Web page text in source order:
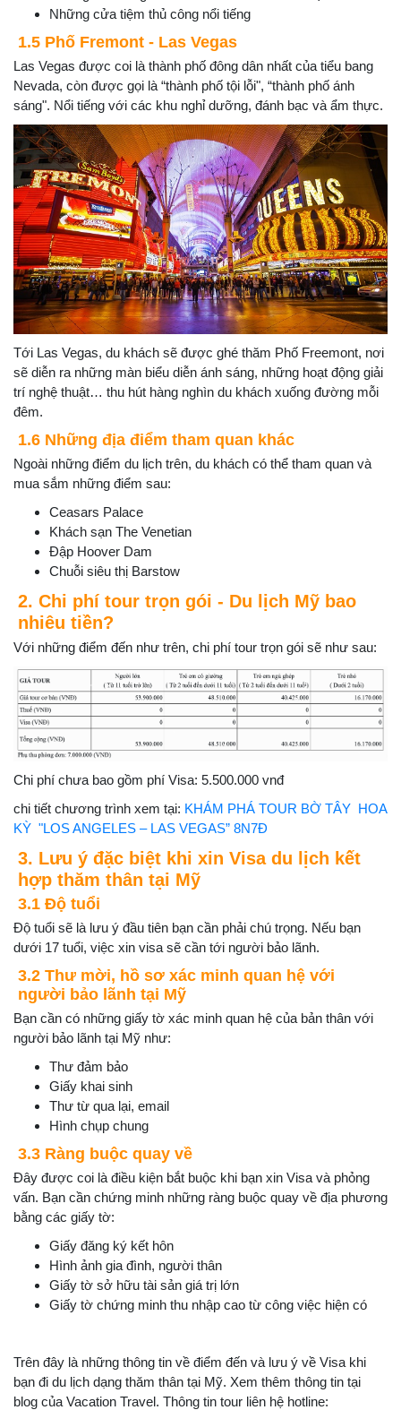
Những cửa tiệm thủ công nổi tiếng
1.5 Phố Fremont - Las Vegas
Las Vegas được coi là thành phố đông dân nhất của tiểu bang
Nevada, còn được gọi là “thành phố tội lỗi", “thành phố ánh
sáng". Nổi tiếng với các khu nghỉ dưỡng, đánh bạc và ẩm thực.
Tới Las Vegas, du khách sẽ được ghé thăm Phố Freemont, nơi
sẽ diễn ra những màn biểu diễn ánh sáng, những hoạt động giải
trí nghệ thuật… thu hút hàng nghìn du khách xuống đường mỗi
đêm.
1.6 Những địa điểm tham quan khác
Ngoài những điểm du lịch trên, du khách có thể tham quan và
mua sắm những điểm sau:
Ceasars Palace
Khách sạn The Venetian
Đập Hoover Dam
Chuỗi siêu thị Barstow
2. Chi phí tour trọn gói - Du lịch Mỹ bao
nhiêu tiền?
Với những điểm đến như trên, chi phí tour trọn gói sẽ như sau:
Chi phí chưa bao gồm phí Visa: 5.500.000 vnđ
chi tiết chương trình xem tại: KHÁM PHÁ TOUR BỜ TÂY HOA
KỲ "LOS ANGELES – LAS VEGAS” 8N7Đ
3. Lưu ý đặc biệt khi xin Visa du lịch kết
hợp thăm thân tại Mỹ
3.1 Độ tuổi
Độ tuổi sẽ là lưu ý đầu tiên bạn cần phải chú trọng. Nếu bạn
dưới 17 tuổi, việc xin visa sẽ cần tới người bảo lãnh.
3.2 Thư mời, hồ sơ xác minh quan hệ với
người bảo lãnh tại Mỹ
Bạn cần có những giấy tờ xác minh quan hệ của bản thân với
người bảo lãnh tại Mỹ như:
Thư đảm bảo
Giấy khai sinh
Thư từ qua lại, email
Hình chụp chung
3.3 Ràng buộc quay về
Đây được coi là điều kiện bắt buộc khi bạn xin Visa và phỏng
vấn. Bạn cần chứng minh những ràng buộc quay về địa phương
bằng các giấy tờ:
Giấy đăng ký kết hôn
Hình ảnh gia đình, người thân
Giấy tờ sở hữu tài sản giá trị lớn
Giấy tờ chứng minh thu nhập cao từ công việc hiện có
Trên đây là những thông tin về điểm đến và lưu ý về Visa khi
bạn đi du lịch dạng thăm thân tại Mỹ. Xem thêm thông tin tại
blog của Vacation Travel. Thông tin tour liên hệ hotline: